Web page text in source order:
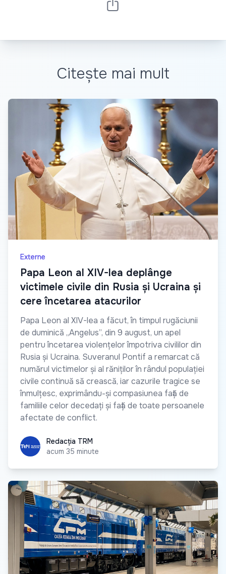
Citește mai mult
Externe
Papa Leon al XIV-lea deplânge
victimele civile din Rusia și Ucraina și
cere încetarea atacurilor
Papa Leon al XIV-lea a făcut, în timpul rugăciunii
de duminică „Angelus”, din 9 august, un apel
pentru încetarea violențelor împotriva civililor din
Rusia și Ucraina. Suveranul Pontif a remarcat că
numărul victimelor și al răniților în rândul populației
civile continuă să crească, iar cazurile tragice se
înmulțesc, exprimându-și compasiunea față de
familiile celor decedați și față de toate persoanele
afectate de conflict.
Redacția TRM
Redacția TRM
acum 35 minute